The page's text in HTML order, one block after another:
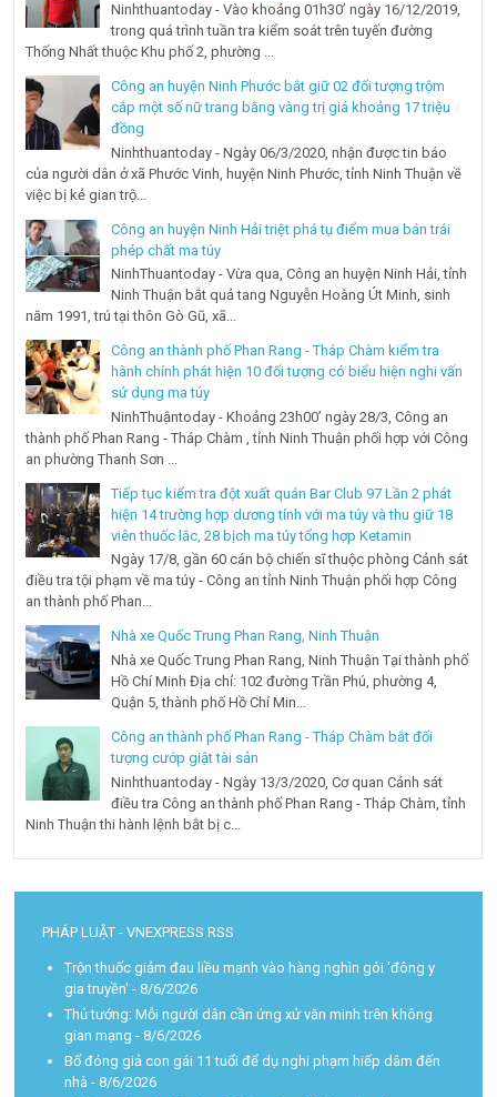
Ninhthuantoday - Vào khoảng 01h30’ ngày 16/12/2019,
trong quá trình tuần tra kiểm soát trên tuyến đường
Thống Nhất thuộc Khu phố 2, phường ...
Công an huyện Ninh Phước bắt giữ 02 đối tượng trộm
cắp một số nữ trang bằng vàng trị giá khoảng 17 triệu
đồng
Ninhthuantoday - Ngày 06/3/2020, nhận được tin báo
của người dân ở xã Phước Vinh, huyện Ninh Phước, tỉnh Ninh Thuận về
việc bị kẻ gian trộ...
Công an huyện Ninh Hải triệt phá tụ điểm mua bán trái
phép chất ma túy
NinhThuantoday - Vừa qua, Công an huyện Ninh Hải, tỉnh
Ninh Thuận bắt quả tang Nguyễn Hoàng Út Minh, sinh
năm 1991, trú tại thôn Gò Gũ, xã...
Công an thành phố Phan Rang - Tháp Chàm kiểm tra
hành chính phát hiện 10 đối tượng có biểu hiện nghi vấn
sử dụng ma túy
NinhThuậntoday - Khoảng 23h00’ ngày 28/3, Công an
thành phố Phan Rang - Tháp Chàm , tỉnh Ninh Thuận phối hợp với Công
an phường Thanh Sơn ...
Tiếp tục kiểm tra đột xuất quán Bar Club 97 Lần 2 phát
hiện 14 trường hợp dương tính với ma túy và thu giữ 18
viên thuốc lắc, 28 bịch ma túy tổng hợp Ketamin
Ngày 17/8, gần 60 cán bộ chiến sĩ thuộc phòng Cảnh sát
điều tra tội phạm về ma túy - Công an tỉnh Ninh Thuận phối hợp Công
an thành phố Phan...
Nhà xe Quốc Trung Phan Rang, Ninh Thuận
Nhà xe Quốc Trung Phan Rang, Ninh Thuận Tại thành phố
Hồ Chí Minh Địa chỉ: 102 đường Trần Phú, phường 4,
Quận 5, thành phố Hồ Chí Min...
Công an thành phố Phan Rang - Tháp Chàm bắt đối
tượng cướp giật tài sản
Ninhthuantoday - Ngày 13/3/2020, Cơ quan Cảnh sát
điều tra Công an thành phố Phan Rang - Tháp Chàm, tỉnh
Ninh Thuận thi hành lệnh bắt bị c...
PHÁP LUẬT - VNEXPRESS RSS
Trộn thuốc giảm đau liều mạnh vào hàng nghìn gói 'đông y
gia truyền' - 8/6/2026
Thủ tướng: Mỗi người dân cần ứng xử văn minh trên không
gian mạng - 8/6/2026
Bố đóng giả con gái 11 tuổi để dụ nghi phạm hiếp dâm đến
nhà - 8/6/2026